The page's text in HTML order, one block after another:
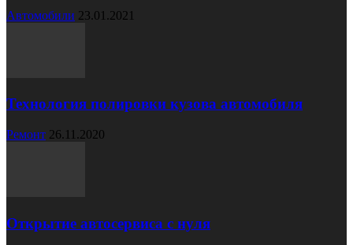
Автомобили 23.01.2021
Технология полировки кузова автомобиля
Ремонт 26.11.2020
Открытие автосервиса с нуля